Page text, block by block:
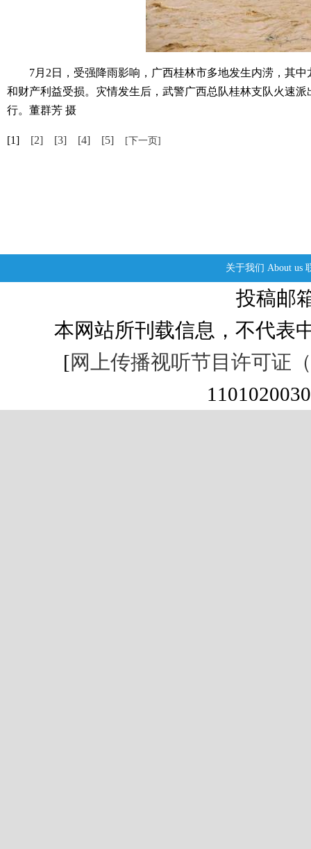
7月2日，受强降雨影响，广西桂林市多地发生内涝，其中
和财产利益受损。灾情发生后，武警广西总队桂林支队火速
行。董群芳 摄
[1] [2] [3] [4] [5] [下一页]
关于我们 About us
投稿邮
本网站所刊载信息，不代表
[网上传播视听节目许可证